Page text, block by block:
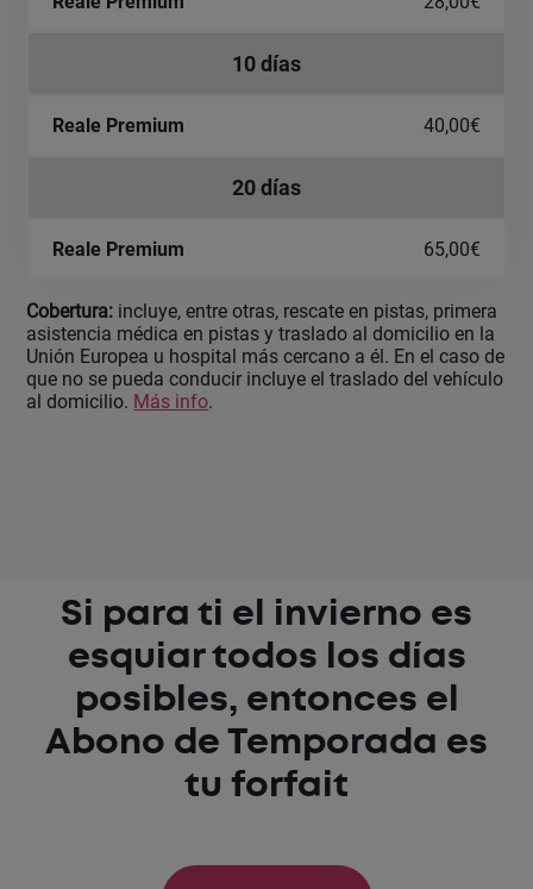
10 días
40,00€
20 días
65,00€
Cobertura: incluye, entre otras, rescate en pistas, primera
asistencia médica en pistas y traslado al domicilio en la
Unión Europea u hospital más cercano a él. En el caso de
que no se pueda conducir incluye el traslado del vehículo
al domicilio. Más info.
Si para ti el invierno es
esquiar todos los días
posibles, entonces el
Abono de Temporada es
tu forfait